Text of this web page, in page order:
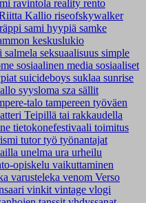
ravintola reality rento
Kallio riseofskywalker
räppi sami hyypiä samke
keskuslukio
salmela seksuaalisuus simple
sosiaalinen media sosiaaliset
suicideboys suklaa sunrise
syysloma sza sällit
talo tampereen työväen
Teipillä tai rakkaudella
tietokonefestivaali toimitus
tutortyö työnantajat
unelma ura urheilu
opiskelu vaikuttaminen
varusteleka venom Verso
vinkit vintage vlogi